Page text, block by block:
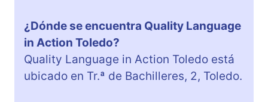
¿Dónde se encuentra Quality Language
in Action Toledo?
Quality Language in Action Toledo está
ubicado en Tr.ª de Bachilleres, 2, Toledo.